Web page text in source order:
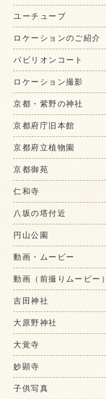
ユーチューブ
ロケーションのご紹介
パビリオンコート
ロケーション撮影
京都・紫野の神社
京都府庁旧本館
京都府立植物園
京都御苑
仁和寺
八坂の塔付近
円山公園
動画・ムービー
動画（前撮りムービー）
吉田神社
大原野神社
大覚寺
妙顕寺
子供写真